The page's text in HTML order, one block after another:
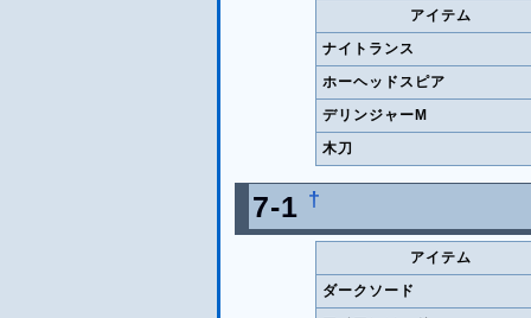
アイテム
ナイトランス
ホーヘッドスピア
デリンジャーM
木刀
7-1 †
アイテム
ダークソード